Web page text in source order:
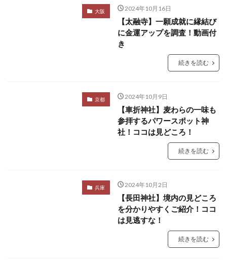
大阪 2024年10月16日
【太融寺】一願成就に縁結び
に金運アップを調査！動画付
き
続きを読む
京都 2024年10月9日
【車折神社】麦わらの一味も
参拝するパワースポット神
社！ココは見どころ！
続きを読む
兵庫 2024年10月2日
【長田神社】境内の見どころ
を分かりやすくご紹介！ココ
は見逃すな！
続きを読む